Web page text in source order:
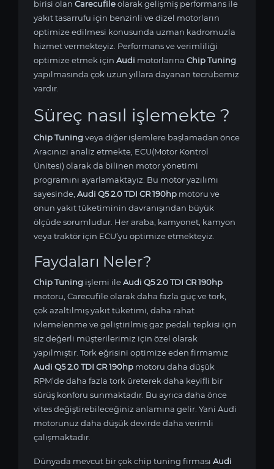
birisi olan Carecufileolarak gelişmiş performans ile
yakıt tasarrufu için benzinli ve dizel motorların
optimize edilmesi konusunda uzman kadromuzla
hizmet vermekteyiz. Performans ve verimliliği
optimize etmek için Audi motorlarına Chip Tuning
yapılmasında çok uzun yıllara dayanan tecrübemiz
vardır.
Süreç nasıl işlemekte ?
Chip Tuningveya diğer işlemlere başlamadan önce
Aracınızı analiz etmekte, ECU(Motor Kontrol
Ünitesi) olarak da bilinen motor yönetimi
programını ayarlamaktayız. Bu motor yazılımı
sayesinde, Audi Q5 2.0 TDI CR 190hp motoru ve
onun yakıt tüketiminin davranışından büyük
ölçüde sorumludur. Her araba, kamyonet, kamyon
veya traktör için ECU’yu optimize etmekteyiz.
Faydaları Neler?
Chip Tuning işlemi ileAudi Q5 2.0 TDI CR 190hp
motoru, Carecufile olarak daha fazla güç ve tork,
çok azaltılmış yakıt tüketimi, daha rahat
ivlemelenme ve geliştirilmiş gaz pedalı tepkisi için
siz değerli müşterilerimiz için özel olarak
yapılmıştır. Tork eğrisini optimize eden firmamız
Audi Q5 2.0 TDI CR 190hp motoru daha düşük
RPM’de daha fazla tork üreterek daha keyifli bir
sürüş konforu sunmaktadır. Bu ayrıca daha önce
vites değiştirebileceğiniz anlamına gelir. Yani Audi
motorunuz daha düşük devirde daha verimli
çalışmaktadır.
Dünyada mevcut bir çok chip tuning firması Audi